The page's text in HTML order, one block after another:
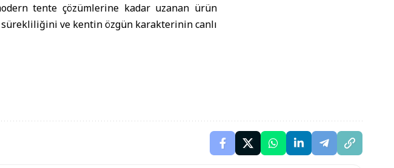
tente çözümlerine kadar uzanan ürün
sürekliliğini ve kentin özgün karakterinin canlı